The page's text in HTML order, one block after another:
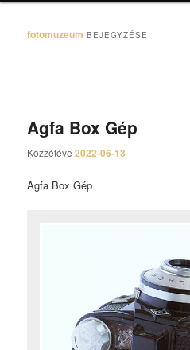
fotomuzeum BEJEGYZÉSEI
Agfa Box Gép
Közzétéve2022-06-13
Agfa Box Gép